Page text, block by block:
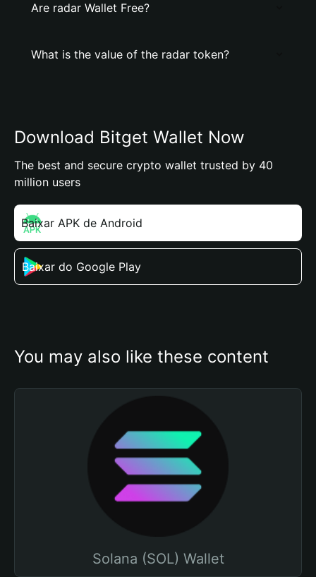
Are radar Wallet Free?
What is the value of the radar token?
Download Bitget Wallet Now
The best and secure crypto wallet trusted by 40
million users
Baixar APK de Android
Baixar do Google Play
You may also like these content
Solana (SOL) Wallet